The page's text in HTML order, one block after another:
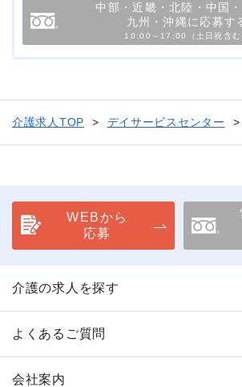
中部・近畿・北陸・中国・
九州・沖縄に応募す
10:00～17:00（土日祝含む
介護求人TOP デイサービスセンター
WEBから
応募
介護の求人を探す
よくあるご質問
会社案内